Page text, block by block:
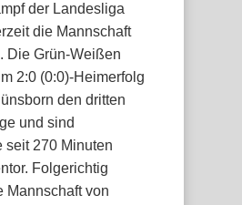
der Landesliga
die Mannschaft
Die Grün-Weißen
2:0 (0:0)-Heimerfolg
den dritten
und sind
seit 270 Minuten
Folgerichtig
Mannschaft von